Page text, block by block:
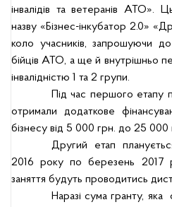
інвалідів та ветеранів АТО».
назву «Бізнес-інкубатор 2.0»
коло учасників, запрошуючи
бійців АТО, а ще й внутрішньо
інвалідністю 1 та 2 групи.
Під час першого етапу
отримали додаткове
бізнесу від 5 000 грн. до 25 000
Другий етап
2016 року по березень 2017
заняття будуть проводитись
Наразі сума гранту, яка